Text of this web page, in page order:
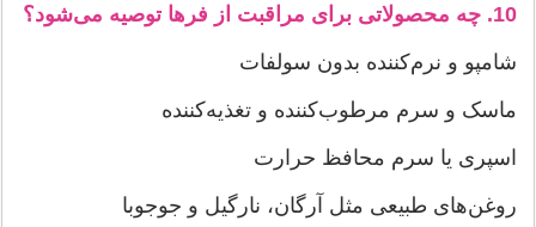
10. چه محصولاتی برای مراقبت از فرها توصیه می‌شود؟
شامپو و نرم‌کننده بدون سولفات
ماسک و سرم مرطوب‌کننده و تغذیه‌کننده
اسپری یا سرم محافظ حرارت
روغن‌های طبیعی مثل آرگان، نارگیل و جوجوبا